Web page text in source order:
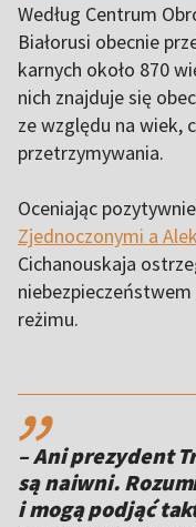
Według Centrum
Białorusi obecnie
karnych około 870
nich znajduje się
ze względu na wiek,
przetrzymywania.
Oceniając
Zjednoczonymi a
Cichanouskaja
reżimu.
,,
– Ani prezydent
są naiwni.
i mogą podjąć